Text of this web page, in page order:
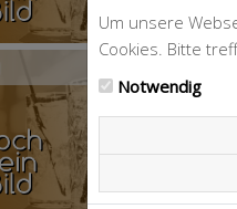
Um unsere
Cookies. Bitte
Notwendig